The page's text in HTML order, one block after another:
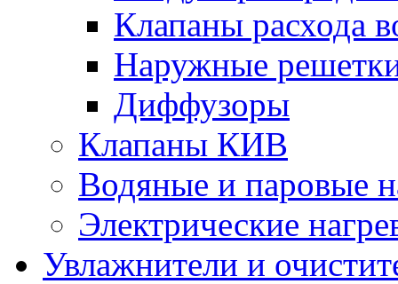
Клапаны расхода
Наружные
Диффузоры
Клапаны КИВ
Водяные и паровые
Электрические
Увлажнители и